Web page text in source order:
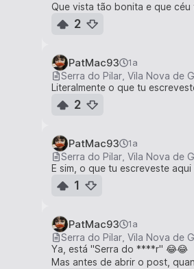
Que vista tão bonita e que céu
2
PatMac93 1a
Serra do Pilar, Vila Nova de
Literalmente o que tu
2
PatMac93 1a
Serra do Pilar, Vila Nova de
E sim, o que tu escreveste
1
PatMac93 1a
Serra do Pilar, Vila Nova de
Ya, está "Serra do ****r" 😂😂
Mas antes de abrir o post,